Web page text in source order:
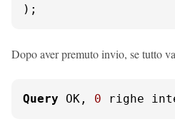
);
Dopo aver premuto invio, se tutto
Query OK, 0 righe